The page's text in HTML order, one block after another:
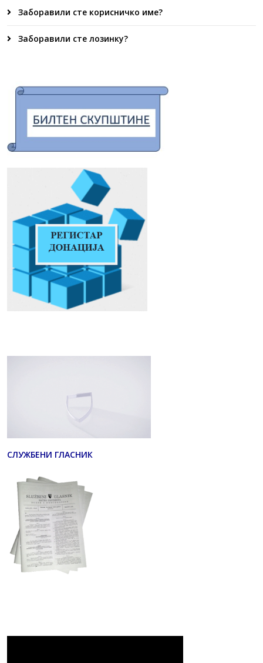
Заборавили сте корисничко име?
Заборавили сте лозинку?
СЛУЖБЕНИ ГЛАСНИК